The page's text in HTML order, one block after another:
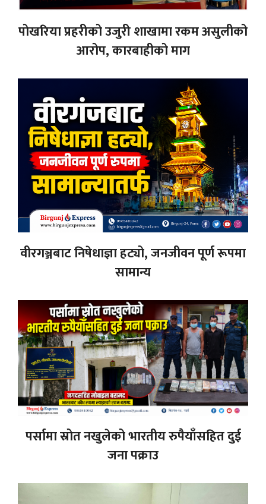
पोखरिया प्रहरीको उजुरी शाखामा रकम असुलीको
आरोप, कारबाहीको माग
वीरगञ्जबाट निषेधाज्ञा हट्यो, जनजीवन पूर्ण रूपमा
सामान्य
पर्सामा स्रोत नखुलेको भारतीय रुपैयाँसहित दुई
जना पक्राउ